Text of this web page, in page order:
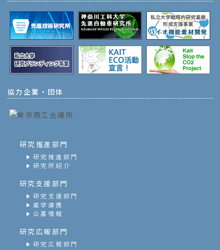
協力企業・団体
研究推進部門
研究推進部門
研究所紹介
研究支援部門
研究支援部門
産学連携
公募情報
研究広報部門
研究広報部門